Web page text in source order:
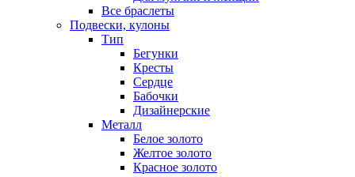
Все браслеты
Подвески, кулоны
Тип
Бегунки
Кресты
Сердце
Бабочки
Дизайнерские
Металл
Белое золото
Желтое золото
Красное золото